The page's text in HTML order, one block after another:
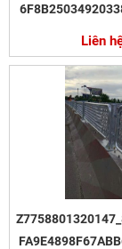
Liên